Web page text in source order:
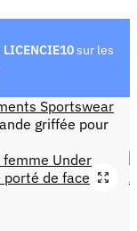
LICENCIE10sur les
Sportswear
griffée pour